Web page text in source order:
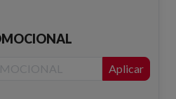
Aplicar